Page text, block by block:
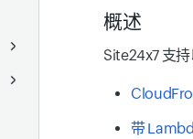
概述
Site24x7 支
带